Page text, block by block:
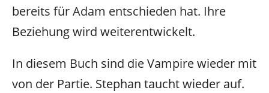
bereits für Adam entschieden hat. Ihre
Beziehung wird weiterentwickelt.
In diesem Buch sind die Vampire wieder mit
von der Partie. Stephan taucht wieder auf.